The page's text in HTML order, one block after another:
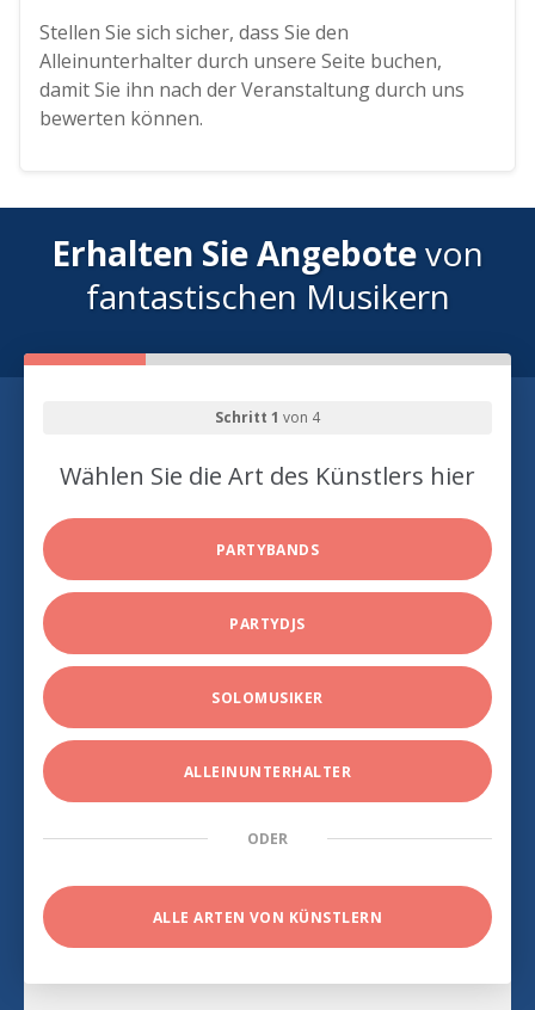
Stellen Sie sich sicher, dass Sie den
Alleinunterhalter durch unsere Seite buchen,
damit Sie ihn nach der Veranstaltung durch uns
bewerten können.
Erhalten Sie Angebotevon
fantastischen Musikern
Schritt 1 von 4
Wählen Sie die Art des Künstlers hier
PARTYBANDS
PARTYDJS
SOLOMUSIKER
ALLEINUNTERHALTER
ODER
ALLE ARTEN VON KÜNSTLERN